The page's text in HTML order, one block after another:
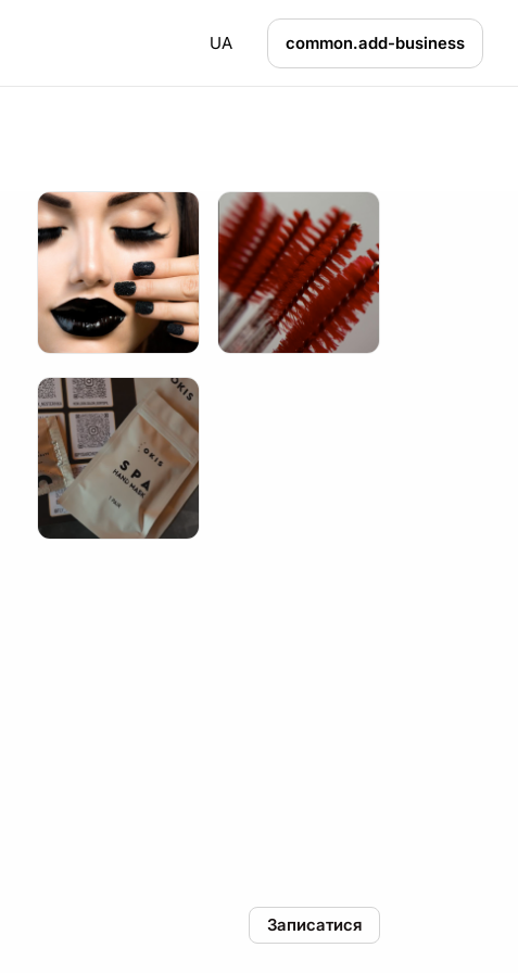
UA common.add-business
Записатися